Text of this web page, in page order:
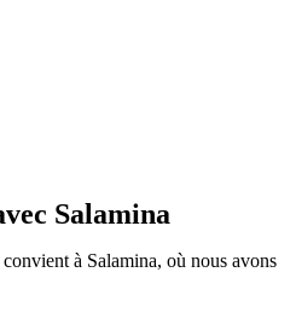
Salamina
à Salamina, où nous avons